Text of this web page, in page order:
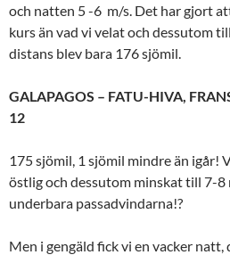
och natten 5 -6 m/s. Det har gjort
kurs än vad vi velat och dessutom
distans blev bara 176 sjömil.
GALAPAGOS – FATU-HIVA,
12
175 sjömil, 1 sjömil mindre än igår!
östlig och dessutom minskat till 7-8
underbara passadvindarna!?
Men i gengäld fick vi en vacker natt,